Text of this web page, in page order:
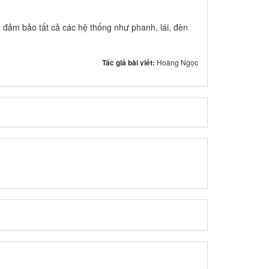
bảo tất cả các hệ thống như phanh, lái, đèn
Tác giả bài viết: Hoàng Ngọc